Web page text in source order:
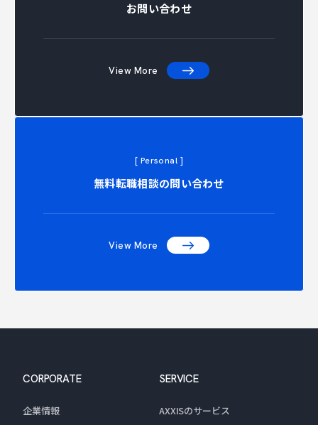
お問い合わせ
View More
[ Personal ]
無料転職相談の問い合わせ
View More
CORPORATE
企業情報
SERVICE
AXXISのサービス